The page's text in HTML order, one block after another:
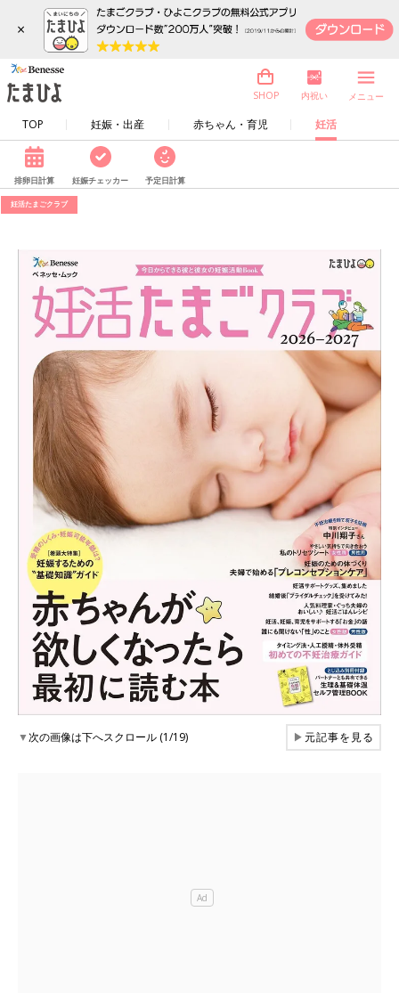
×
TOP 妊娠・出産 赤ちゃん・育児 妊活
SHOP 内祝い メニュー
排卵日計算 妊娠チェッカー 予定日計算
妊活たまごクラブ
▼次の画像は下へスクロール (1/19) ▶元記事を見る